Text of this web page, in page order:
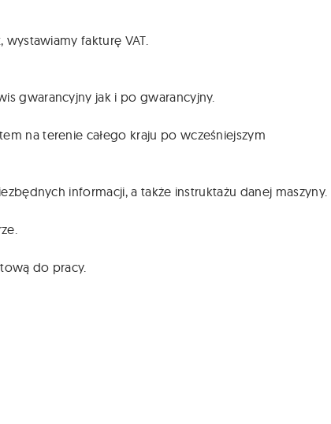
fakturę VAT.
gwarancyjny jak i po gwarancyjny.
na terenie całego kraju po wcześniejszym
informacji, a także instruktażu danej maszyny.
do pracy.